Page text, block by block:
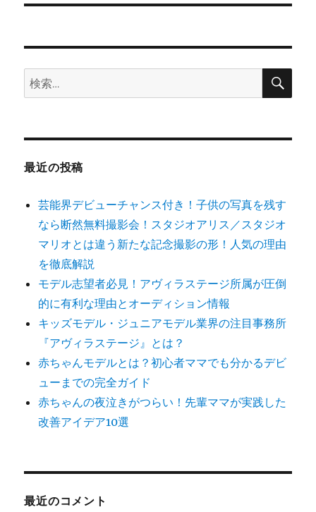
ン
稿:
検
索:
検
最近の投稿
芸能界デビューチャンス付き！子供の写真を残す
なら断然無料撮影会！スタジオアリス／スタジオ
マリオとは違う新たな記念撮影の形！人気の理由
を徹底解説
モデル志望者必見！アヴィラステージ所属が圧倒
的に有利な理由とオーディション情報
キッズモデル・ジュニアモデル業界の注目事務所
『アヴィラステージ』とは？
赤ちゃんモデルとは？初心者ママでも分かるデビ
ューまでの完全ガイド
赤ちゃんの夜泣きがつらい！先輩ママが実践した
改善アイデア10選
最近のコメント